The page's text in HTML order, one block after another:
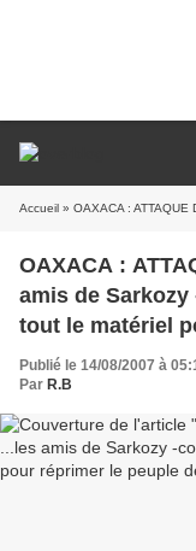
Accueil » OAXACA : ATTAQUE DU SITE
OAXACA :
amis de
tout le matériel
Oaxaca.
Publié le 14/08/2007 à
Par R.B